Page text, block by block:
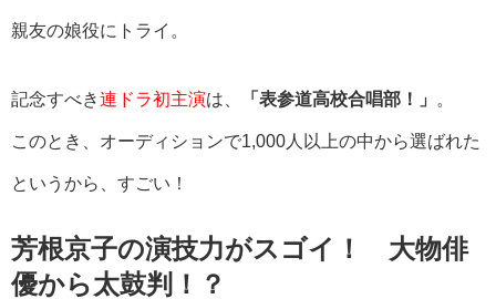
親友の娘役にトライ。
記念すべき連ドラ初主演は、 「表参道高校合唱部！」 。
このとき、オーディションで1,000人以上の中から選ばれた
というから、すごい！
芳根京子の演技力がスゴイ！ 大物俳
優から太鼓判！？